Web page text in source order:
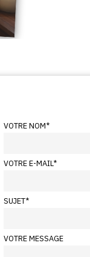
VOTRE NOM*
VOTRE E-MAIL*
SUJET*
VOTRE MESSAGE